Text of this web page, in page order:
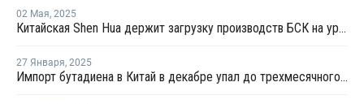
02 Мая, 2025
Китайская Shen Hua держит загрузку производств БСК на уровне 80%
27 Января, 2025
Импорт бутадиена в Китай в декабре упал до трехмесячного минимума